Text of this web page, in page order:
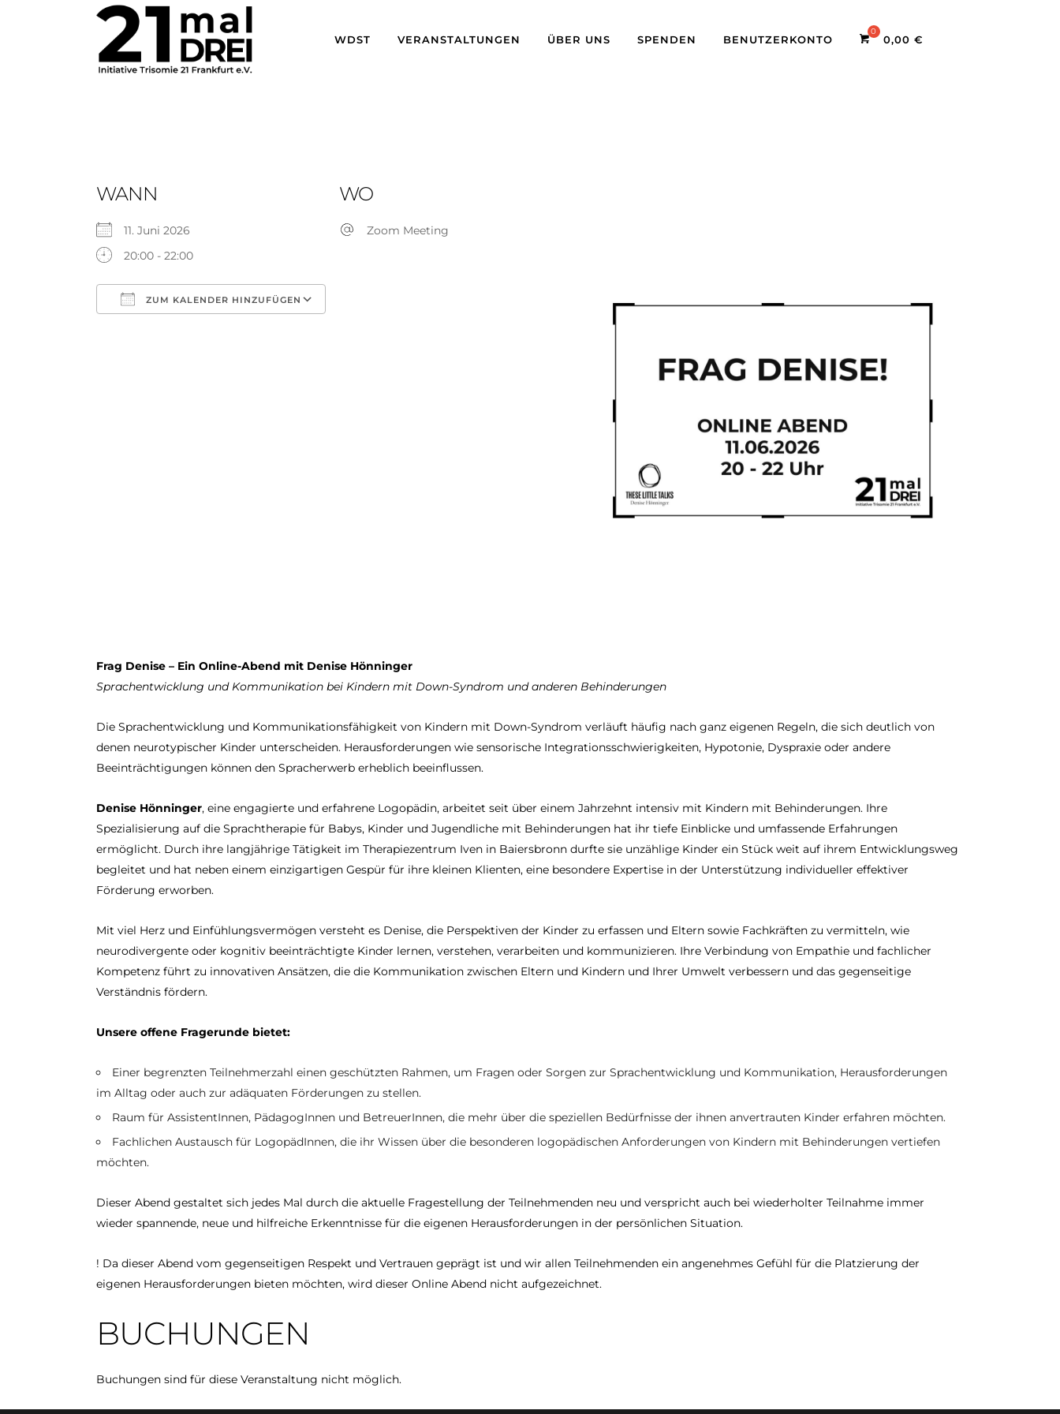
WDST VERANSTALTUNGEN ÜBER UNS SPENDEN BENUTZERKONTO 0,00 €
WANN
11. Juni 2026
20:00 - 22:00
ZUM KALENDER HINZUFÜGEN
WO
Zoom Meeting
Frag Denise – Ein Online-Abend mit Denise Hönninger
Sprachentwicklung und Kommunikation bei Kindern mit Down-Syndrom und anderen Behinderungen
Die Sprachentwicklung und Kommunikationsfähigkeit von Kindern mit Down-Syndrom verläuft häufig nach ganz eigenen Regeln, die sich deutlich von
denen neurotypischer Kinder unterscheiden. Herausforderungen wie sensorische Integrationsschwierigkeiten, Hypotonie, Dyspraxie oder andere
Beeinträchtigungen können den Spracherwerb erheblich beeinflussen.
Denise Hönninger, eine engagierte und erfahrene Logopädin, arbeitet seit über einem Jahrzehnt intensiv mit Kindern mit Behinderungen. Ihre
Spezialisierung auf die Sprachtherapie für Babys, Kinder und Jugendliche mit Behinderungen hat ihr tiefe Einblicke und umfassende Erfahrungen
ermöglicht. Durch ihre langjährige Tätigkeit im Therapiezentrum Iven in Baiersbronn durfte sie unzählige Kinder ein Stück weit auf ihrem Entwicklungsweg
begleitet und hat neben einem einzigartigen Gespür für ihre kleinen Klienten, eine besondere Expertise in der Unterstützung individueller effektiver
Förderung erworben.
Mit viel Herz und Einfühlungsvermögen versteht es Denise, die Perspektiven der Kinder zu erfassen und Eltern sowie Fachkräften zu vermitteln, wie
neurodivergente oder kognitiv beeinträchtigte Kinder lernen, verstehen, verarbeiten und kommunizieren. Ihre Verbindung von Empathie und fachlicher
Kompetenz führt zu innovativen Ansätzen, die die Kommunikation zwischen Eltern und Kindern und Ihrer Umwelt verbessern und das gegenseitige
Verständnis fördern.
Unsere offene Fragerunde bietet:
Einer begrenzten Teilnehmerzahl einen geschützten Rahmen, um Fragen oder Sorgen zur Sprachentwicklung und Kommunikation, Herausforderungen
im Alltag oder auch zur adäquaten Förderungen zu stellen.
Raum für AssistentInnen, PädagogInnen und BetreuerInnen, die mehr über die speziellen Bedürfnisse der ihnen anvertrauten Kinder erfahren möchten.
Fachlichen Austausch für LogopädInnen, die ihr Wissen über die besonderen logopädischen Anforderungen von Kindern mit Behinderungen vertiefen
möchten.
Dieser Abend gestaltet sich jedes Mal durch die aktuelle Fragestellung der Teilnehmenden neu und verspricht auch bei wiederholter Teilnahme immer
wieder spannende, neue und hilfreiche Erkenntnisse für die eigenen Herausforderungen in der persönlichen Situation.
! Da dieser Abend vom gegenseitigen Respekt und Vertrauen geprägt ist und wir allen Teilnehmenden ein angenehmes Gefühl für die Platzierung der
eigenen Herausforderungen bieten möchten, wird dieser Online Abend nicht aufgezeichnet.
BUCHUNGEN
Buchungen sind für diese Veranstaltung nicht möglich.